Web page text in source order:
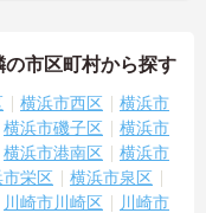
市区町村から探す
横浜市西区
横浜市
横浜市磯子区
横浜市
横浜市港南区
横浜市
市栄区
横浜市泉区
川崎市川崎区
川崎市